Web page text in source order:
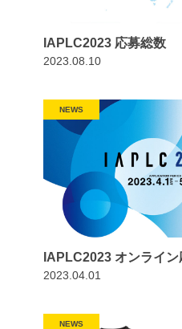
IAPLC2023 応募総数
2023.08.10
NEWS
IAPLC2023 オンライ
2023.04.01
NEWS